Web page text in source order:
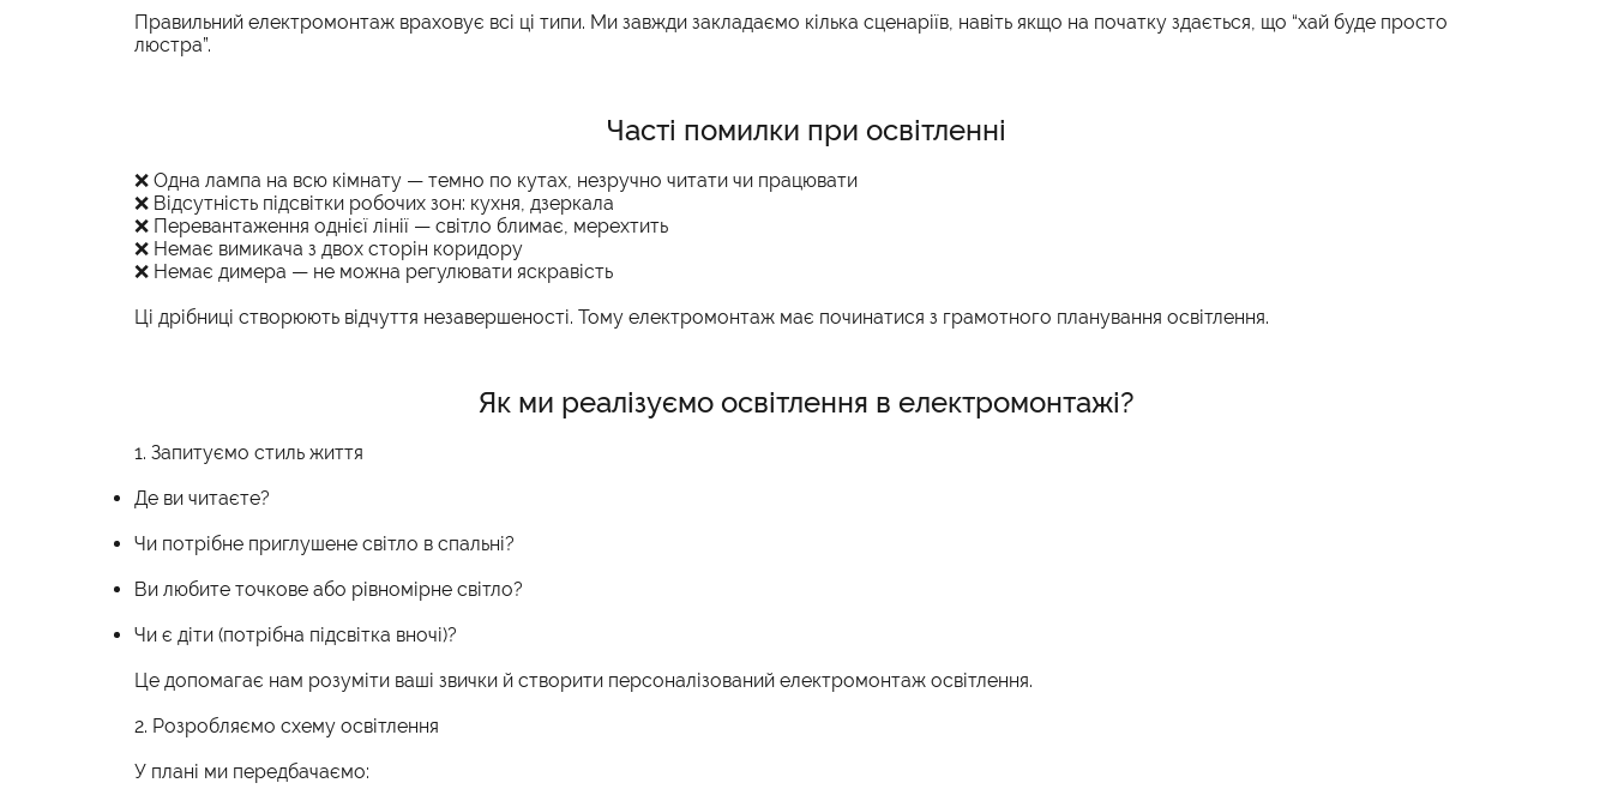
Правильний електромонтаж враховує всі ці типи. Ми завжди закладаємо кілька сценаріїв, навіть якщо на початку здається, що “хай буде просто
люстра”.
Часті помилки при освітленні
❌ Одна лампа на всю кімнату — темно по кутах, незручно читати чи працювати
❌ Відсутність підсвітки робочих зон: кухня, дзеркала
❌ Перевантаження однієї лінії — світло блимає, мерехтить
❌ Немає вимикача з двох сторін коридору
❌ Немає димера — не можна регулювати яскравість
Ці дрібниці створюють відчуття незавершеності. Тому електромонтаж має починатися з грамотного планування освітлення.
Як ми реалізуємо освітлення в електромонтажі?
1. Запитуємо стиль життя
Де ви читаєте?
Чи потрібне приглушене світло в спальні?
Ви любите точкове або рівномірне світло?
Чи є діти (потрібна підсвітка вночі)?
Це допомагає нам розуміти ваші звички й створити персоналізований електромонтаж освітлення.
2. Розробляємо схему освітлення
У плані ми передбачаємо: